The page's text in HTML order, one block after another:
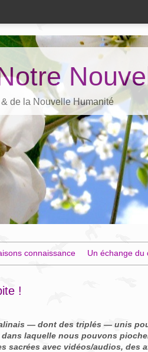
de la Nouvelle Humanité
connaissance Un échange
!
— dont des triplés — unis
laquelle nous pouvons
sacrées avec vidéos/audios, des